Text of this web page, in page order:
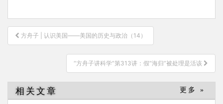
文
章
方舟子 | 认识美国——美国的历史与政治（14）
“方舟子讲科学”第313讲：假“海归”被处理是活该
相关文章 更多 »